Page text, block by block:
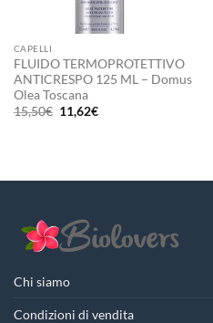
CAPELLI
FLUIDO TERMOPROTETTIVO
ANTICRESPO 125 ML – Domus
Olea Toscana
15,50€ Il
prezzo
11,62€Il
Chi siamo
Condizioni di vendita